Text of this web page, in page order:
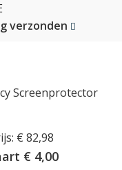
verzonden
Screenprotector
€ 82,98
€ 4,00